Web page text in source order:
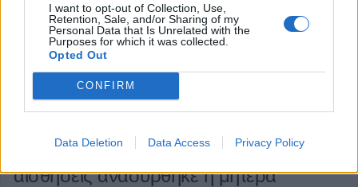
I want to opt-out of Collection, Use,
Retention, Sale, and/or Sharing of my
Personal Data that Is Unrelated with the
Purposes for which it was collected.
Opted Out
CONFIRM
Data Deletion Data Access Privacy Policy
ποτάμι με το αυτοκίνητό τους - Χωρίς
αισθήσεις ανασύρθηκε η μητέρα